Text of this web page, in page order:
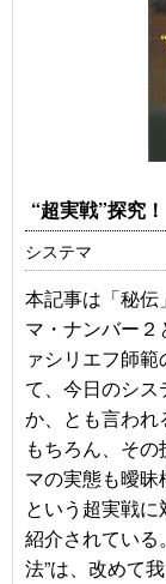
“超実戦”探究
システマ
本記事は「秘
マ・ナンバー
ァシリエフ師
て、今日のシ
か、とも言われ
もちろん、そ
マの実態も曖昧
という超実戦
紹介されている
法”は、改めて